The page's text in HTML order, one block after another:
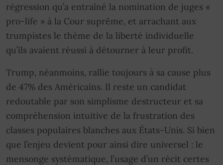
régression qu’a entraîné la nomination de juges «
pro-life » à la Cour suprême, et arrachant aux
trumpistes le thème de la liberté individuelle
qu’ils avaient réussi à détourner à leur profit.
Trump, néanmoins, rallie toujours à sa cause plus
de 47% des Américains. Il reste un candidat
redoutable par son simplisme destructeur et sa
compréhension intuitive de la frustration des
classes populaires blanches aux États-Unis. Si bien
que l’enjeu devient pour ainsi dire universel : le
mensonge systématique, l’usage d’un récit certes